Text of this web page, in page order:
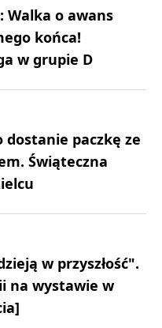
Walka o awans
końca!
w grupie D
dostanie paczkę ze
Świąteczna
w przyszłość".
na wystawie w